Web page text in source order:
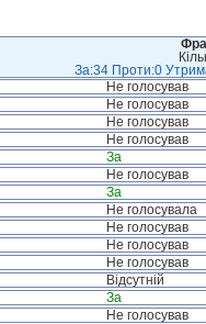
За:34 Проти:0
Не голосував
Не голосував
Не голосував
Не голосував
За
Не голосував
За
Не голосувала
Не голосував
Не голосував
Не голосував
Відсутній
За
Не голосував